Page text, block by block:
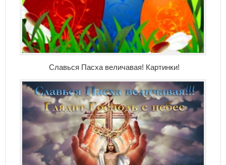
Славься Пасха величавая! Картинки!